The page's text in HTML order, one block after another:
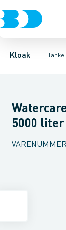
Kloak
Rør & fittings
Udskillere Tanke
Olieudskillere
5000
VARENUMMER